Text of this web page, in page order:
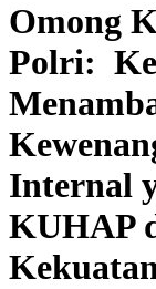
Omong
Polri:
Internal
KUHAP